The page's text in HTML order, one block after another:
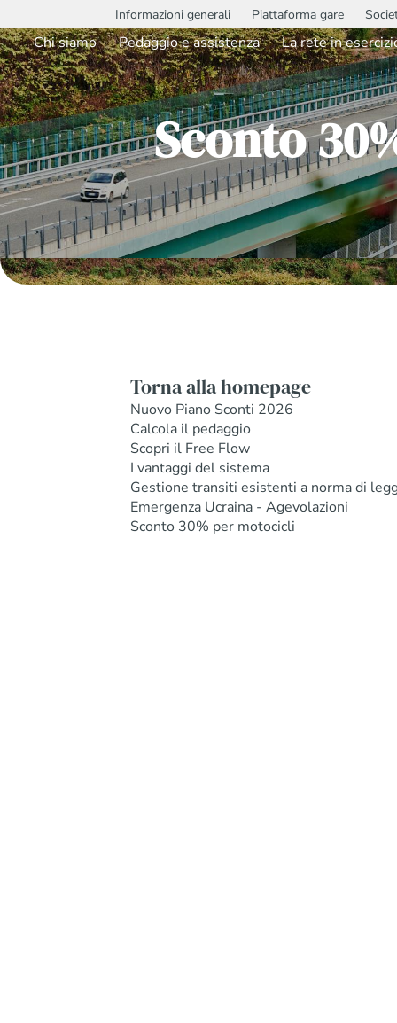
Informazioni generali Piattaforma gare
Chi siamo Pedaggio e assistenza La rete in
Sconto
Torna alla homepage
Nuovo Piano Sconti 2026
Calcola il pedaggio
Scopri il Free Flow
I vantaggi del sistema
Gestione transiti esistenti a norma di
Emergenza Ucraina - Agevolazioni
Sconto 30% per motocicli